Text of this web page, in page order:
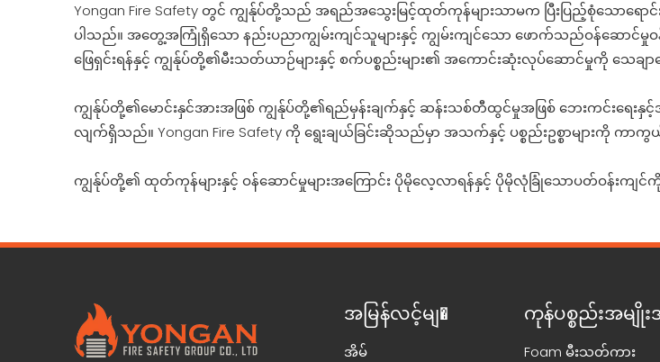
Yongan Fire Safety တွင် ကျွန်ုပ်တို့သည် အရည်အသွေးမြင့်ထုတ်ကုန်များသာမက ပြီးပြည့်စုံသောရောင်
ပါသည်။ အတွေ့အကြုံရှိသော နည်းပညာကျွမ်းကျင်သူများနှင့် ကျွမ်းကျင်သော ဖောက်သည်ဝန်ဆောင်မှု
ဖြေရှင်းရန်နှင့် ကျွန်ုပ်တို့၏မီးသတ်ယာဉ်များနှင့် စက်ပစ္စည်းများ၏ အကောင်းဆုံးလုပ်ဆောင်မှုကို သေ
ကျွန်ုပ်တို့၏မောင်းနှင်အားအဖြစ် ကျွန်ုပ်တို့၏ရည်မှန်းချက်နှင့် ဆန်းသစ်တီထွင်မှုအဖြစ် ဘေးကင်းရေးနှင့်အ
လျက်ရှိသည်။ Yongan Fire Safety ကို ရွေးချယ်ခြင်းဆိုသည်မှာ အသက်နှင့် ပစ္စည်းဥစ္စာများကို ကာ
ကျွန်ုပ်တို့၏ ထုတ်ကုန်များနှင့် ဝန်ဆောင်မှုများအကြောင်း ပိုမိုလေ့လာရန်နှင့် ပိုမိုလုံခြုံသောပတ်ဝန်းကျင်
အမြန်လင့်မျ�
အိမ်
ကုန်ပစ္စည်းအမျိုး
Foam မီးသတ်ကား